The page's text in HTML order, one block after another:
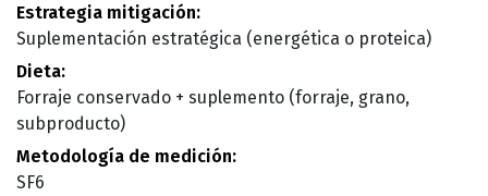
Estrategia mitigación:
Suplementación estratégica (energética o proteica)
Dieta:
Forraje conservado + suplemento (forraje, grano,
subproducto)
Metodología de medición:
SF6